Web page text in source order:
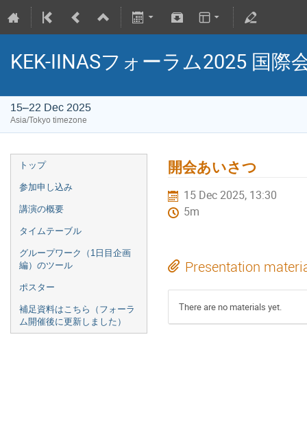
KEK-IINASフォーラム2025 国
15–22 Dec 2025
Asia/Tokyo timezone
トップ
参加申し込み
講演の概要
タイムテーブル
グループワーク（1日目企画
編）のツール
ポスター
補足資料はこちら（フォーラ
ム開催後に更新しました）
開会あいさつ
15 Dec 2025, 13:30
5m
Presentation
There are no materials yet.